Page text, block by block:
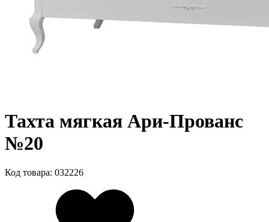
Тахта мягкая Ари-Прованс
№20
Код товара: 032226